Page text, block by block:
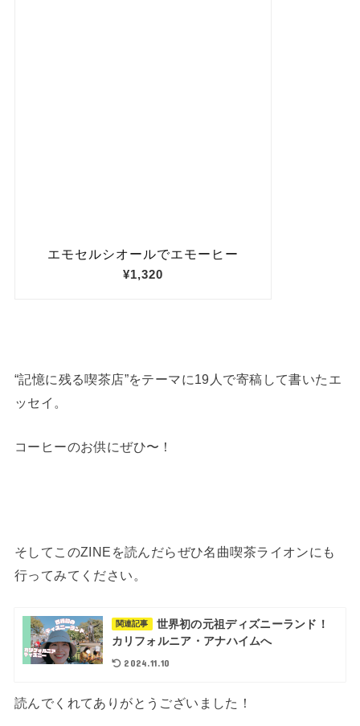
“記憶に残る喫茶店”をテーマに19人で寄稿して書いたエ
ッセイ。
コーヒーのお供にぜひ〜！
そしてこのZINEを読んだらぜひ名曲喫茶ライオンにも
行ってみてください。
関連記事
世界初の元祖ディズニーランド！
カリフォルニア・アナハイムへ
2024.11.10
読んでくれてありがとうございました！